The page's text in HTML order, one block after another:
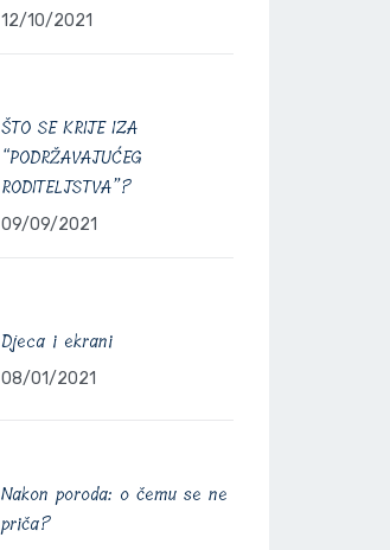
12/10/2021
ŠTO SE KRIJE IZA
“PODRŽAVAJUĆEG
RODITELJSTVA”?
09/09/2021
Djeca i ekrani
08/01/2021
Nakon poroda: o čemu se ne
priča?